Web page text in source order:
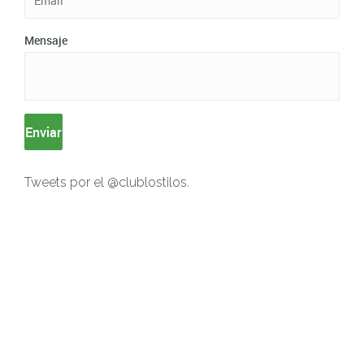
Mensaje
Tweets por el @clublostilos.